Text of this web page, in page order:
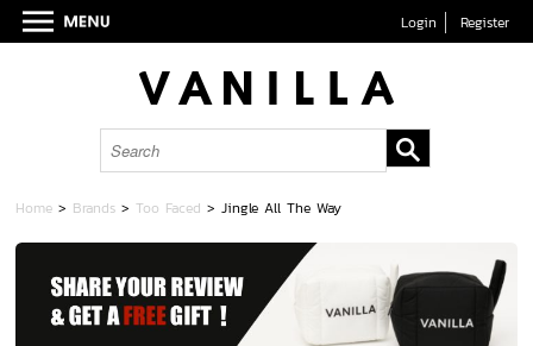
Login Register
Home > Brands >Too Faced >Jingle All The Way